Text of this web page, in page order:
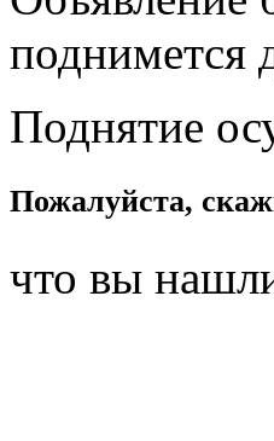
поднимется
Поднятие
Пожалуйста,
что вы